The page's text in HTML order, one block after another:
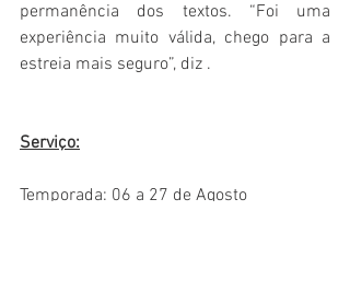
permanência dos textos. “Foi uma
experiência muito válida, chego para a
estreia mais seguro”, diz .
Serviço:
Temporada: 06 a 27 de Agosto